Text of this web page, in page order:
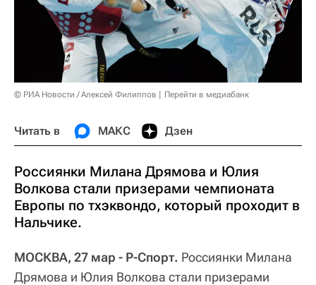
© РИА Новости / Алексей Филиппов Перейти в медиабанк
Читать в МАКС Дзен
Россиянки Милана Дрямова и Юлия
Волкова стали призерами чемпионата
Европы по тхэквондо, который проходит в
Нальчике.
МОСКВА, 27 мар - Р-Спорт. Россиянки Милана
Дрямова и Юлия Волкова стали призерами